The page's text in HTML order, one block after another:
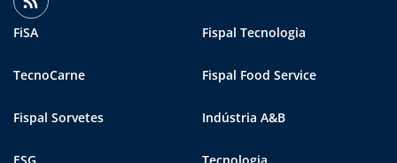
FiSA Fispal Tecnologia
TecnoCarne Fispal Food Service
Fispal Sorvetes Indústria A&B